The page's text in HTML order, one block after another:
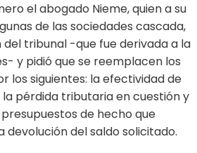
el abogado Nieme, quien a su
de las sociedades cascada,
tribunal -que fue derivada a la
y pidió que se reemplacen los
los siguientes: la efectividad de
pérdida tributaria en cuestión y
de hecho que
del saldo solicitado.